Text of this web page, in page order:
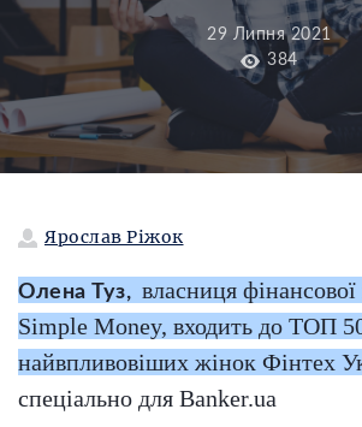
29 Липня 2021
384
Ярослав Ріжок
Олена Туз, власниця фінансової
Simple Money, входить до ТОП
найвпливовіших жінок Фінтех
спеціально для Banker.ua